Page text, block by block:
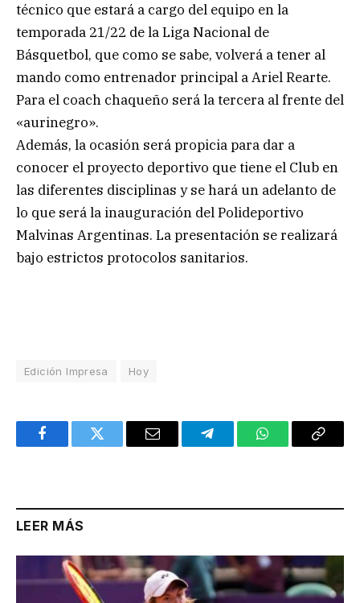
técnico que estará a cargo del equipo en la
temporada 21/22 de la Liga Nacional de
Básquetbol, que como se sabe, volverá a tener al
mando como entrenador principal a Ariel Rearte.
Para el coach chaqueño será la tercera al frente del
«aurinegro».
Además, la ocasión será propicia para dar a
conocer el proyecto deportivo que tiene el Club en
las diferentes disciplinas y se hará un adelanto de
lo que será la inauguración del Polideportivo
Malvinas Argentinas. La presentación se realizará
bajo estrictos protocolos sanitarios.
Edición Impresa Hoy
FacebookTwitter Email TelegramWhatsAppCopy
LEER MÁS